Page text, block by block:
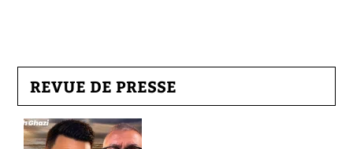
REVUE DE PRESSE